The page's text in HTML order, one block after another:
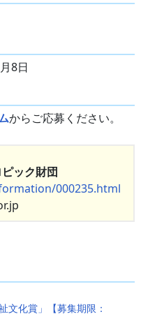
8日
からご応募ください。
ック財団
000235.html
文化賞」【募集期限：